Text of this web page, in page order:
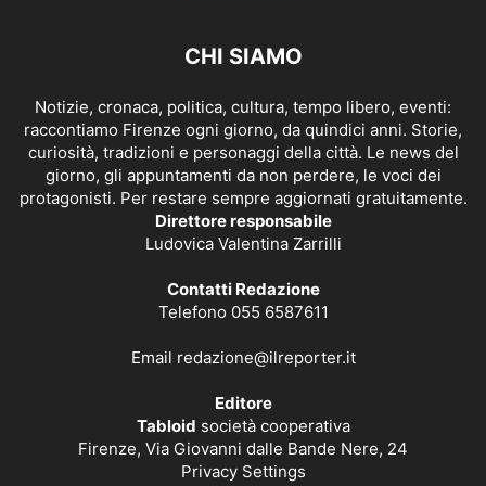
CHI SIAMO
Notizie, cronaca, politica, cultura, tempo libero, eventi:
raccontiamo Firenze ogni giorno, da quindici anni. Storie,
curiosità, tradizioni e personaggi della città. Le news del
giorno, gli appuntamenti da non perdere, le voci dei
protagonisti. Per restare sempre aggiornati gratuitamente.
Direttore responsabile
Ludovica Valentina Zarrilli
Contatti Redazione
Telefono 055 6587611
Email redazione@ilreporter.it
Editore
Tabloid società cooperativa
Firenze, Via Giovanni dalle Bande Nere, 24
Privacy Settings